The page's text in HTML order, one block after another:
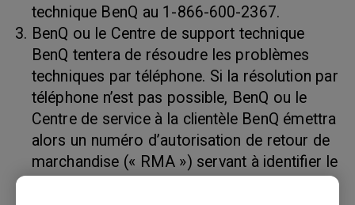
technique BenQ au 1-866-600-2367.
BenQ ou le Centre de support technique
BenQ tentera de résoudre les problèmes
techniques par téléphone. Si la résolution par
téléphone n’est pas possible, BenQ ou le
Centre de service à la clientèle BenQ émettra
alors un numéro d’autorisation de retour de
marchandise (« RMA ») servant à identifier le